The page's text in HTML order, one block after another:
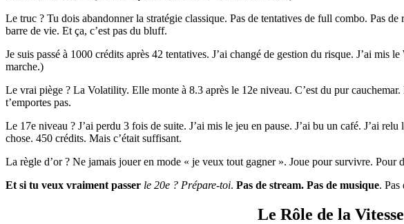
Le truc ? Tu dois abandonner la stratégie classique. Pas de tentatives de full combo. Pas
barre de vie. Et ça, c’est pas du bluff.
Je suis passé à 1000 crédits après 42 tentatives. J’ai changé de gestion du risque. J’ai
marche.)
Le vrai piège ? La Volatility. Elle monte à 8.3 après le 12e niveau. C’est du pur
t’emportes pas.
Le 17e niveau ? J’ai perdu 3 fois de suite. J’ai mis le jeu en pause. J’ai bu un café. J’ai
chose. 450 crédits. Mais c’était suffisant.
La règle d’or ? Ne jamais jouer en mode « je veux tout gagner ». Joue pour survivre.
Et si tu veux vraiment passer le 20e ? Prépare-toi. Pas de stream. Pas de musique.
Le Rôle de la